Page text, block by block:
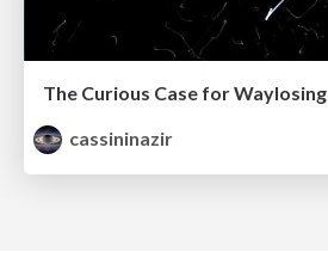
The Curious Case for Waylosing
cassininazir